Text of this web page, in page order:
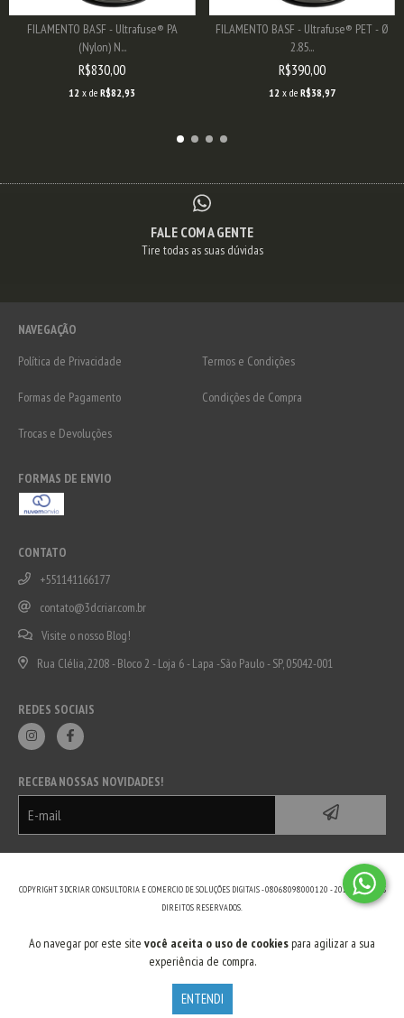
Ao navegar por este site você aceita o uso de cookiespara agilizar a sua
experiência de compra.
ENTENDI
FILAMENTO BASF - Ultrafuse® PA
(Nylon) N...
R$830,00
12 x deR$82,93
FILAMENTO BASF - Ultrafuse® PET - Ø
2.85...
R$390,00
12 x de R$38,97
FALE COM A GENTE
Tire todas as suas dúvidas
NAVEGAÇÃO
Política de Privacidade
Termos e Condições
Formas de Pagamento Condições de Compra
Trocas e Devoluções
FORMAS DE ENVIO
CONTATO
+551141166177
contato@3dcriar.com.br
Visite o nosso Blog!
Rua Clélia, 2208 - Bloco 2 - Loja 6 - Lapa -São Paulo - SP, 05042-001
REDES SOCIAIS
RECEBA NOSSAS NOVIDADES!
COPYRIGHT 3DCRIAR CONSULTORIA E COMERCIO DE SOLUÇÕES DIGITAIS - 08068098000120 - 2026. TODOS OS
DIREITOS RESERVADOS.